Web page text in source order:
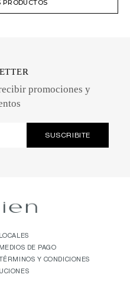
promociones y
LOCALES
MEDIOS DE PAGO
TÉRMINOS Y CONDICIONES